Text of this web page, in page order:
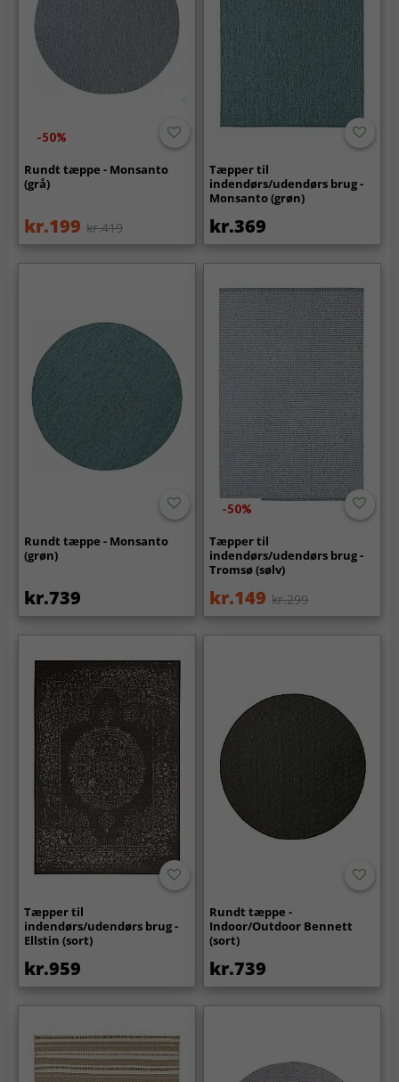
-50%
Rundt tæppe - Monsanto
(grå)
kr.199 kr.419
Tæpper til
indendørs/udendørs brug -
Monsanto (grøn)
kr.369
Rundt tæppe - Monsanto
(grøn)
kr.739
-50%
Tæpper til
indendørs/udendørs brug -
Tromsø (sølv)
kr.149 kr.299
Tæpper til
indendørs/udendørs brug -
Ellstin (sort)
kr.959
Rundt tæppe -
Indoor/Outdoor Bennett
(sort)
kr.739